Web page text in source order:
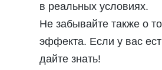
в реальных условиях.
Не забывайте также о
эффекта. Если у вас
дайте знать!